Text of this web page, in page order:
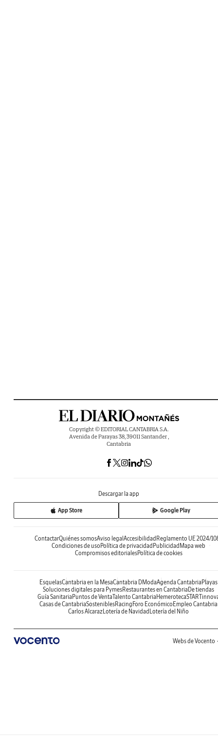
Copyright © EDITORIAL CANTABRIA S.A.
Avenida de Parayas 38, 39011 Santander ,
Cantabria
Descargar la app
App Store Google Play
ContactarQuiénes somosAviso legalAccesibilidadReglamento UE 2024/
Condiciones de usoPolítica de privacidadPublicidadMapa web
Compromisos editorialesPolítica de cookies
EsquelasCantabria en la MesaCantabria DModaAgenda CantabriaPlayas
Soluciones digitales para PymesRestaurantes en CantabriaDe tiendas
Guía SanitariaPuntos de VentaTalento CantabriaHemeroteca
Casas de CantabriaSosteniblesRacingForo EconómicoEmpleo Cantabria
Carlos AlcarazLotería de NavidadLotería del Niño
Webs de Vocento